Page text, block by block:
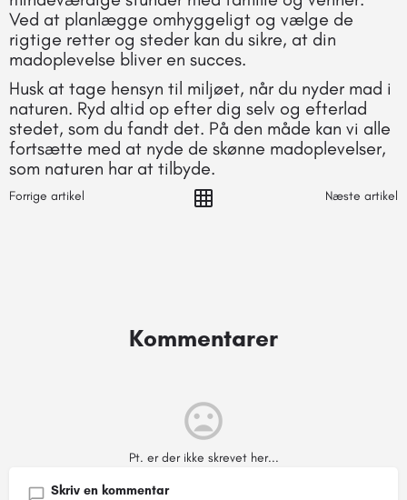
Ved at planlægge omhyggeligt og vælge de
rigtige retter og steder kan du sikre, at din
madoplevelse bliver en succes.
Husk at tage hensyn til miljøet, når du nyder mad i
naturen. Ryd altid op efter dig selv og efterlad
stedet, som du fandt det. På den måde kan vi alle
fortsætte med at nyde de skønne madoplevelser,
som naturen har at tilbyde.
Forrige artikel Næste artikel
Kommentarer
Pt. er der ikke skrevet her...
Skriv en kommentar